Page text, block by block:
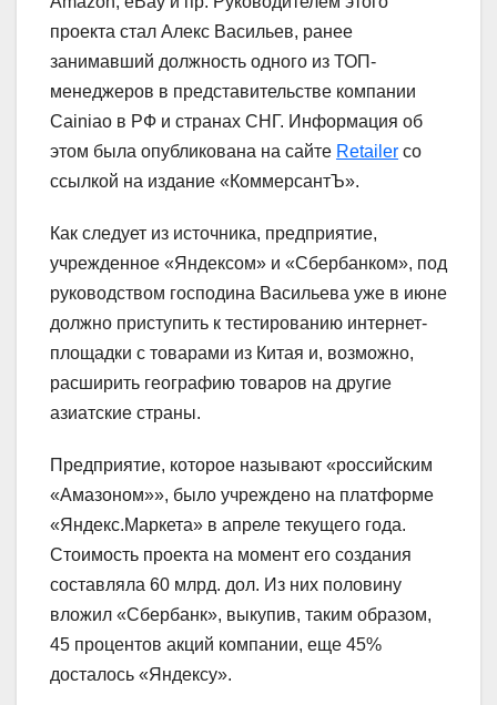
проекта стал Алекс Васильев, ранее
занимавший должность одного из ТОП-
менеджеров в представительстве компании
Cainiao в РФ и странах СНГ. Информация об
этом была опубликована на сайте Retailer со
ссылкой на издание «КоммерсантЪ».
Как следует из источника, предприятие,
учрежденное «Яндексом» и «Сбербанком», под
руководством господина Васильева уже в июне
должно приступить к тестированию интернет-
площадки с товарами из Китая и, возможно,
расширить географию товаров на другие
азиатские страны.
Предприятие, которое называют «российским
«Амазоном»», было учреждено на платформе
«Яндекс.Маркета» в апреле текущего года.
Стоимость проекта на момент его создания
составляла 60 млрд. дол. Из них половину
вложил «Сбербанк», выкупив, таким образом,
45 процентов акций компании, еще 45%
досталось «Яндексу».